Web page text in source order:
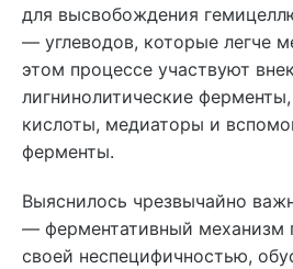
для высвобождения
— углеводов, которые легче
этом процессе участвуют
лигнинолитические
кислоты, медиаторы и
ферменты.
Выяснилось чрезвычайно
— ферментативный механизм
своей неспецифичностью,